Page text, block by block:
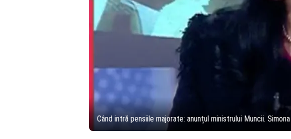
Când intră pensiile majorate: anunțul ministrului Muncii.